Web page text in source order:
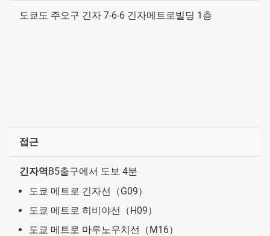
도쿄도 주오구 긴자 7-6-6 긴자메트로빌딩 1층
접근
긴자역B5출구에서 도보 4분
도쿄 메트로 긴자선（G09）
도쿄 메트로 히비야선（H09）
도쿄 메트로 마루노우치선（M16）